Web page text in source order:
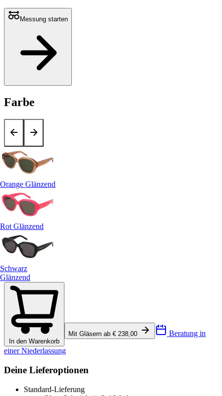
Messung starten
Farbe
Orange Glänzend
Rot Glänzend
Schwarz
Glänzend
In den Warenkorb
Mit Gläsern ab € 238,00 Beratung in
einer Niederlassung
Deine Lieferoptionen
Standard-Lieferung